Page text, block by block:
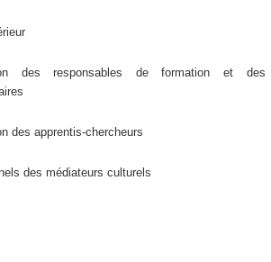
des responsables de formation et des
des apprentis-chercheurs
des médiateurs culturels